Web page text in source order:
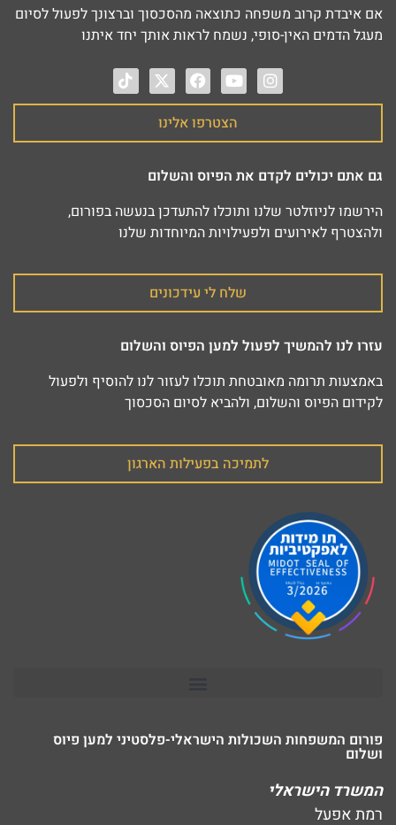
אם איבדת קרוב משפחה כתוצאה מהסכסוך וברצונך לפעול לסיום
מעגל הדמים האין-סופי, נשמח לראות אותך יחד איתנו‎
הצטרפו אלינו
גם אתם יכולים לקדם את הפיוס והשלום
הירשמו לניוזלטר שלנו ותוכלו להתעדכן בנעשה בפורום,
ולהצטרף לאירועים ולפעילויות המיוחדות שלנו
שלח לי עידכונים
עזרו לנו להמשיך לפעול למען הפיוס והשלום
באמצעות תרומה מאובטחת תוכלו לעזור לנו להוסיף ולפעול
לקידום הפיוס והשלום, ולהביא לסיום הסכסוך
לתמיכה בפעילות הארגון
פורום המשפחות השכולות הישראלי-פלסטיני למען פיוס
ושלום
המשרד הישראלי
רמת אפעל